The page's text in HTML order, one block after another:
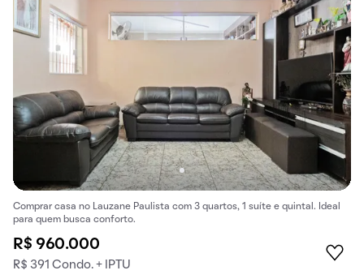
Comprar casa no Lauzane Paulista com 3 quartos, 1 suíte e quintal. Ideal
para quem busca conforto.
R$ 960.000
R$ 391 Condo. + IPTU